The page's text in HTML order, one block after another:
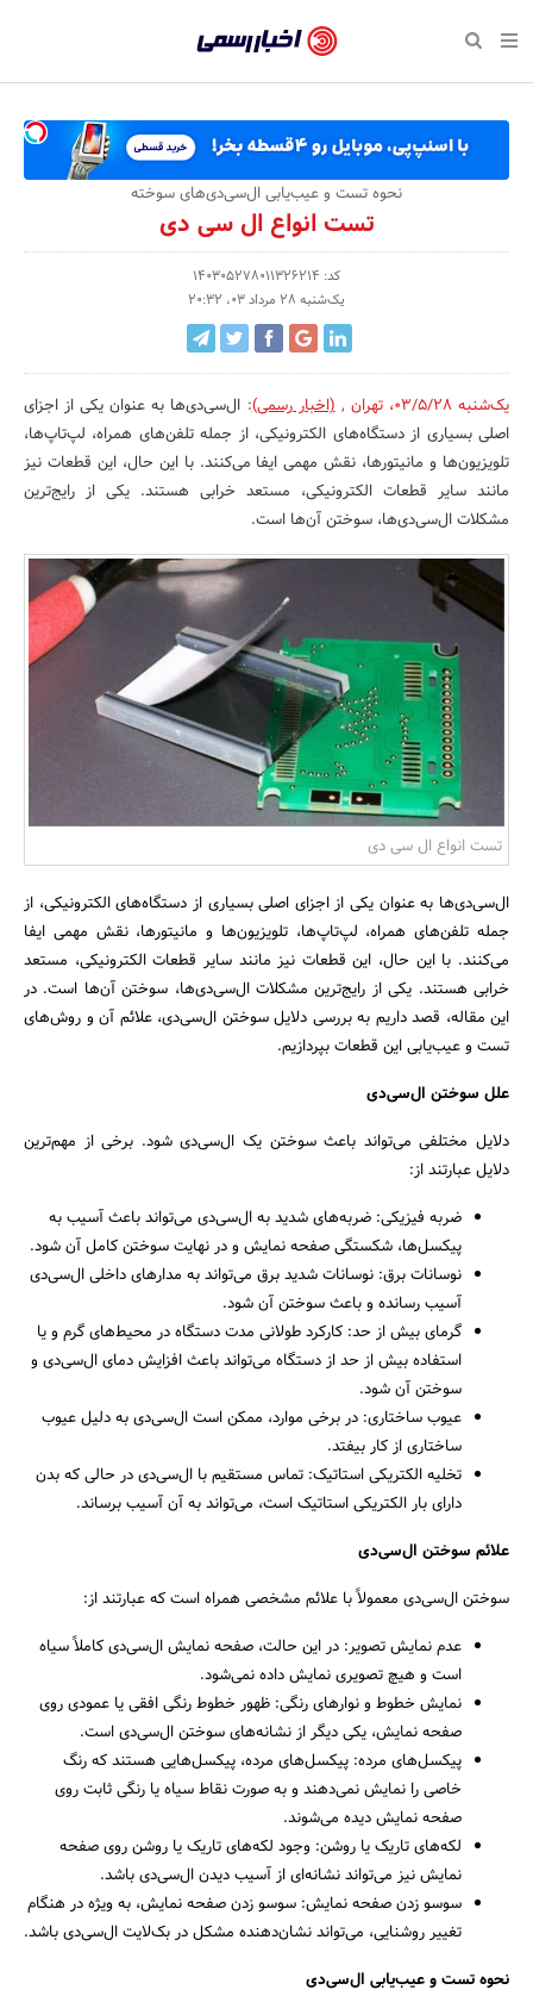
رسمی
-
اخبار
تایید
شده
شرکت‌ها،
سازمان‌ها
و
روابط
عمومی‌ها
بازگشت
صفحه نخست پایگاه خبری
اقتصادی
صفحه نخست اقتصادی
تجارت و بازار
کارآفرینی و استارتاپ
نفت، انرژی و صنایع
کسب و کار و خرده فروشی
صنایع غذایی و کشاورزی
بانک، بیمه و سرمایه
مسکن و ساختمان
اجتماعی
صفحه نخست اجتماعی
علم و آموزش
بهداشت و درمان
شهر و جامعه
محیط زیست
تبلیغات و روابط عمومی
صفحه نخست فرهنگی
رسانه‌ها
نشریات و کتاب
سینما و تئاتر
صنایع دستی
صفحه نخست ورزش
تازه‌های ورزش
مکان‌های ورزشی
تجهیزات ورزشی
صفحه نخست سبک زندگی
سلامت و زیبایی
روانشناسی و موفقیت
مد و لباس
رویداد
صفحه نخست رویداد
حراج و تخفیف
جشنواره، نمایشگاه و
مسابقه و فراخوان
جستجو
نحوه تست و عیب‌یابی ال‌سی‌دی‌های سوخته
تست انواع ال سی دی
کد: 140305278011326214
یک‌شنبه 28 مرداد 03، 20:32
یک‌شنبه 03/5/28 ،تهران ,(اخبار رسمی): ال‌سی‌دی‌ها به عنوان یکی از اجزای
اصلی بسیاری از دستگاه‌های الکترونیکی، از جمله تلفن‌های همراه، لپ‌تاپ‌ها،
تلویزیون‌ها و مانیتورها، نقش مهمی ایفا می‌کنند. با این حال، این قطعات نیز
مانند سایر قطعات الکترونیکی، مستعد خرابی هستند. یکی از رایج‌ترین
مشکلات ال‌سی‌دی‌ها، سوختن آن‌ها است.
تست انواع ال سی دی
ال‌سی‌دی‌ها به عنوان یکی از اجزای اصلی بسیاری از دستگاه‌های الکترونیکی، از
جمله تلفن‌های همراه، لپ‌تاپ‌ها، تلویزیون‌ها و مانیتورها، نقش مهمی ایفا
می‌کنند. با این حال، این قطعات نیز مانند سایر قطعات الکترونیکی، مستعد
خرابی هستند. یکی از رایج‌ترین مشکلات ال‌سی‌دی‌ها، سوختن آن‌ها است. در
این مقاله، قصد داریم به بررسی دلایل سوختن ال‌سی‌دی، علائم آن و روش‌های
تست و عیب‌یابی این قطعات بپردازیم.
علل سوختن ال‌سی‌دی
دلایل مختلفی می‌تواند باعث سوختن یک ال‌سی‌دی شود. برخی از مهم‌ترین
دلایل عبارتند از:
ضربه فیزیکی: ضربه‌های شدید به ال‌سی‌دی می‌تواند باعث آسیب به
پیکسل‌ها، شکستگی صفحه نمایش و در نهایت سوختن کامل آن شود.
نوسانات برق: نوسانات شدید برق می‌تواند به مدارهای داخلی ال‌سی‌دی
آسیب رسانده و باعث سوختن آن شود.
گرمای بیش از حد: کارکرد طولانی مدت دستگاه در محیط‌های گرم و یا
استفاده بیش از حد از دستگاه می‌تواند باعث افزایش دمای ال‌سی‌دی و
سوختن آن شود.
عیوب ساختاری: در برخی موارد، ممکن است ال‌سی‌دی به دلیل عیوب
ساختاری از کار بیفتد.
تخلیه الکتریکی استاتیک: تماس مستقیم با ال‌سی‌دی در حالی که بدن
دارای بار الکتریکی استاتیک است، می‌تواند به آن آسیب برساند.
علائم سوختن ال‌سی‌دی
سوختن ال‌سی‌دی معمولاً با علائم مشخصی همراه است که عبارتند از:
عدم نمایش تصویر: در این حالت، صفحه نمایش ال‌سی‌دی کاملاً سیاه
است و هیچ تصویری نمایش داده نمی‌شود.
نمایش خطوط و نوارهای رنگی: ظهور خطوط رنگی افقی یا عمودی روی
صفحه نمایش، یکی دیگر از نشانه‌های سوختن ال‌سی‌دی است.
پیکسل‌های مرده: پیکسل‌های مرده، پیکسل‌هایی هستند که رنگ
خاصی را نمایش نمی‌دهند و به صورت نقاط سیاه یا رنگی ثابت روی
صفحه نمایش دیده می‌شوند.
لکه‌های تاریک یا روشن: وجود لکه‌های تاریک یا روشن روی صفحه
نمایش نیز می‌تواند نشانه‌ای از آسیب دیدن ال‌سی‌دی باشد.
سوسو زدن صفحه نمایش: سوسو زدن صفحه نمایش، به ویژه در هنگام
تغییر روشنایی، می‌تواند نشان‌دهنده مشکل در بک‌لایت ال‌سی‌دی باشد.
نحوه تست و عیب‌یابی ال‌سی‌دی